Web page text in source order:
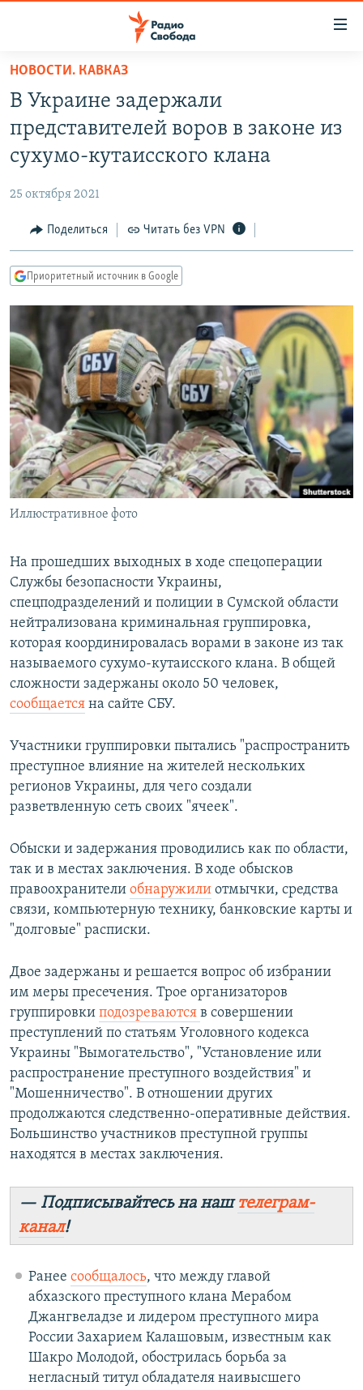
упрощенного
доступа
основному
Вернутся
Вернутся
ПОДКАСТЫ
АВТОРСКИЕ ПРОЕКТЫ
МНЕНИЯ
КУЛЬТУРА
КАВКАЗ.РЕАЛИИ
СЕВЕР.РЕАЛИИ
СИБИРЬ.РЕАЛИИ
РАСПИСАНИЕ ВЕЩАНИЯ
ПОДПИШИТЕСЬ НА РАССЫЛКУ
СОЦИАЛЬНЫЕ СЕТИ
Все сайты РСЕ/РС
НОВОСТИ. КАВКАЗ
В Украине задержали
представителей воров в законе из
сухумо-кутаисского клана
25 октября 2021
Поделиться Читать без VPN
Приоритетный источник в Google
Иллюстративное фото
На прошедших выходных в ходе спецоперации
Службы безопасности Украины,
спецподразделений и полиции в Сумской области
нейтрализована криминальная группировка,
которая координировалась ворами в законе из так
называемого сухумо-кутаисского клана. В общей
сложности задержаны около 50 человек,
сообщается на сайте СБУ.
Участники группировки пытались "распространить
преступное влияние на жителей нескольких
регионов Украины, для чего создали
разветвленную сеть своих "ячеек".
Обыски и задержания проводились как по области,
так и в местах заключения. В ходе обысков
правоохранители обнаружили отмычки, средства
связи, компьютерную технику, банковские карты и
"долговые" расписки.
Двое задержаны и решается вопрос об избрании
им меры пресечения. Трое организаторов
группировки подозреваются в совершении
преступлений по статьям Уголовного кодекса
Украины "Вымогательство", "Установление или
распространение преступного воздействия" и
"Мошенничество". В отношении других
продолжаются следственно-оперативные действия.
Большинство участников преступной группы
находятся в местах заключения.
— Подписывайтесь на наштелеграм-
канал!
Ранее сообщалось, что между главой
абхазского преступного клана Мерабом
Джангвеладзе и лидером преступного мира
России Захарием Калашовым, известным как
Шакро Молодой, обострилась борьба за
негласный титул обладателя наивысшего